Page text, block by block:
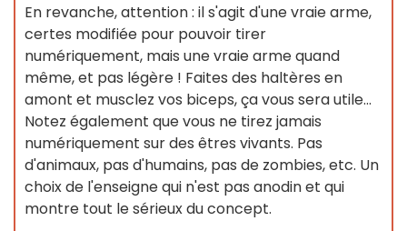
En revanche, attention : il s'agit d'une vraie arme,
certes modifiée pour pouvoir tirer
numériquement, mais une vraie arme quand
même, et pas légère ! Faites des haltères en
amont et musclez vos biceps, ça vous sera utile...
Notez également que vous ne tirez jamais
numériquement sur des êtres vivants. Pas
d'animaux, pas d'humains, pas de zombies, etc. Un
choix de l'enseigne qui n'est pas anodin et qui
montre tout le sérieux du concept.